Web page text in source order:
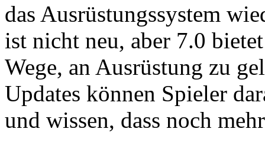
das Ausrüstungssystem
ist nicht neu, aber 7.0
Wege, an Ausrüstung zu
Updates können Spieler
und wissen, dass noch